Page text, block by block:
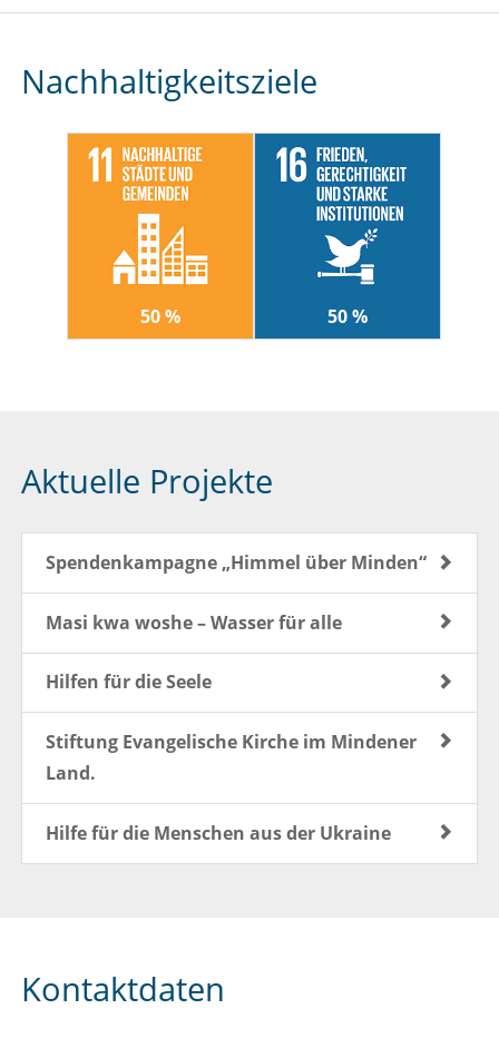
Nachhaltigkeitsziele
50 % 50 %
Aktuelle Projekte
Spendenkampagne „Himmel über Minden“
Masi kwa woshe – Wasser für alle
Hilfen für die Seele
Stiftung Evangelische Kirche im Mindener
Land.
Hilfe für die Menschen aus der Ukraine
Kontaktdaten